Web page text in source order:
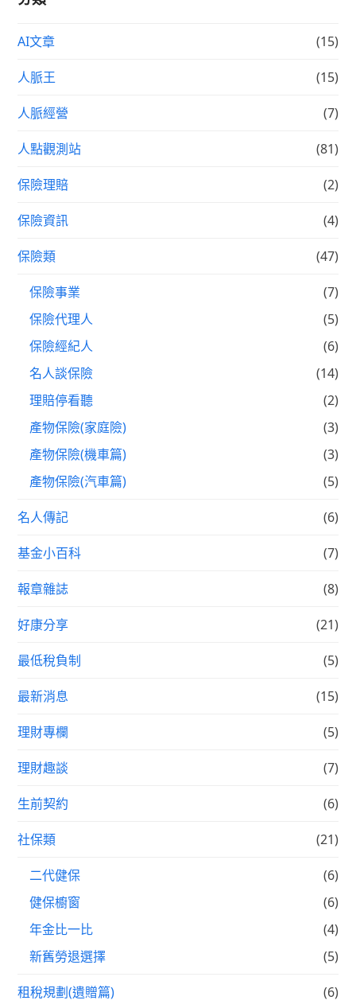
AI文章 (15)
人脈王 (15)
人脈經營 (7)
人點觀測站 (81)
保險理賠 (2)
保險資訊 (4)
保險類 (47)
保險事業
(7)
保險代理人
(5)
保險經紀人
(6)
名人談保險
(14)
理賠停看聽
(2)
產物保險(家庭險)
(3)
產物保險(機車篇)
(3)
產物保險(汽車篇)
(5)
名人傳記 (6)
基金小百科 (7)
報章雜誌 (8)
好康分享 (21)
最低稅負制 (5)
最新消息 (15)
理財專欄 (5)
理財趣談 (7)
生前契約 (6)
社保類 (21)
二代健保
(6)
健保櫥窗
(6)
年金比一比
(4)
新舊勞退選擇
(5)
租稅規劃(遺贈篇) (6)